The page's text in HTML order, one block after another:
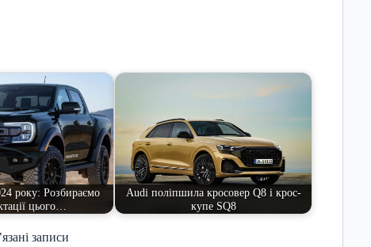
року: Розбираємо
цього…
Audi поліпшила кросовер Q8 і крос-
купе SQ8
записи